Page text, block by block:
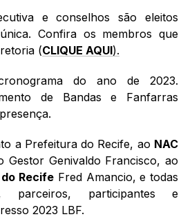
e conselhos são eleitos
Confira os membros que
(CLIQUE AQUI).
do ano de 2023.
de Bandas e Fanfarras
a Prefeitura do Recife, ao NAC
Gestor Genivaldo Francisco, ao
Recife Fred Amancio, e todas
parceiros, participantes e
2023 LBF.